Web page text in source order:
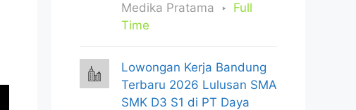
Medika Pratama
Full
Time
Lowongan Kerja Bandung
Terbaru 2026 Lulusan SMA
SMK D3 S1 di PT Daya